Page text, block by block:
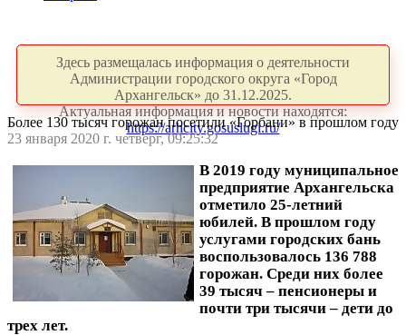
Здесь размещалась информация о деятельности
Администрации городского округа «Город
Архангельск» до 31.12.2025.
Актуальная информация и новости находятся:
https://arhcity.gosuslugi.ru/
Более 130 тысяч горожан посетили «Горбани» в прошлом году
23 января 2020 г. четверг, 09:25:32
В 2019 году муниципальное
предприятие Архангельска
отметило 25-летний
юбилей. В прошлом году
услугами городских бань
воспользовалось 136 788
горожан. Среди них более
39 тысяч – пенсионеры и
почти три тысячи – дети до
трех лет.